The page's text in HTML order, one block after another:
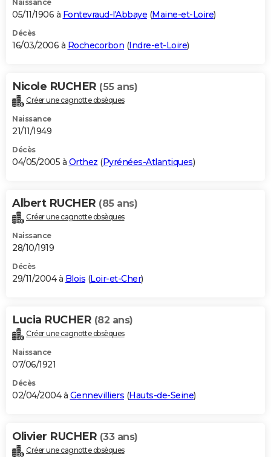
Naissance
05/11/1906 à Fontevraud-l'Abbaye (Maine-et-Loire)
Décès
16/03/2006 à Rochecorbon (Indre-et-Loire)
Nicole RUCHER (55 ans)
Créer une cagnotte obsèques
Naissance
21/11/1949
Décès
04/05/2005 à Orthez (Pyrénées-Atlantiques)
Albert RUCHER (85 ans)
Créer une cagnotte obsèques
Naissance
28/10/1919
Décès
29/11/2004 à Blois (Loir-et-Cher)
Lucia RUCHER (82 ans)
Créer une cagnotte obsèques
Naissance
07/06/1921
Décès
02/04/2004 à Gennevilliers (Hauts-de-Seine)
Olivier RUCHER (33 ans)
Créer une cagnotte obsèques